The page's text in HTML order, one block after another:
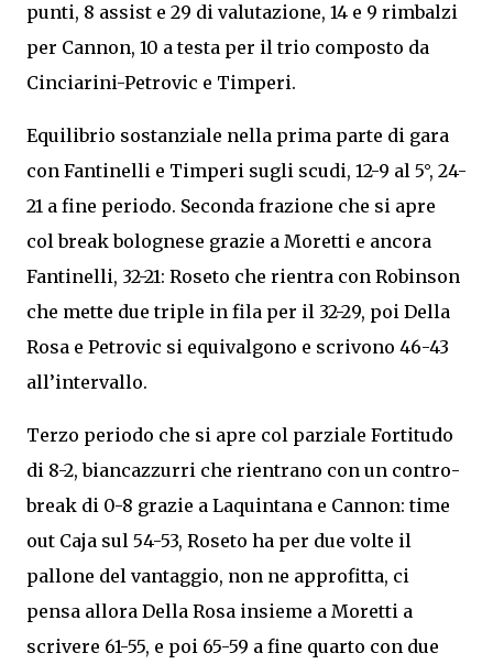
punti, 8 assist e 29 di valutazione, 14 e 9 rimbalzi
per Cannon, 10 a testa per il trio composto da
Cinciarini-Petrovic e Timperi.
Equilibrio sostanziale nella prima parte di gara
con Fantinelli e Timperi sugli scudi, 12-9 al 5°, 24-
21 a fine periodo. Seconda frazione che si apre
col break bolognese grazie a Moretti e ancora
Fantinelli, 32-21: Roseto che rientra con Robinson
che mette due triple in fila per il 32-29, poi Della
Rosa e Petrovic si equivalgono e scrivono 46-43
all’intervallo.
Terzo periodo che si apre col parziale Fortitudo
di 8-2, biancazzurri che rientrano con un contro-
break di 0-8 grazie a Laquintana e Cannon: time
out Caja sul 54-53, Roseto ha per due volte il
pallone del vantaggio, non ne approfitta, ci
pensa allora Della Rosa insieme a Moretti a
scrivere 61-55, e poi 65-59 a fine quarto con due